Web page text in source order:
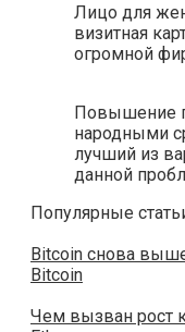
Лицо для
визитная
огромной
Повышение
народными
лучший из
данной
Популярные
Bitcoin снова
Bitcoin
Чем вызван рост